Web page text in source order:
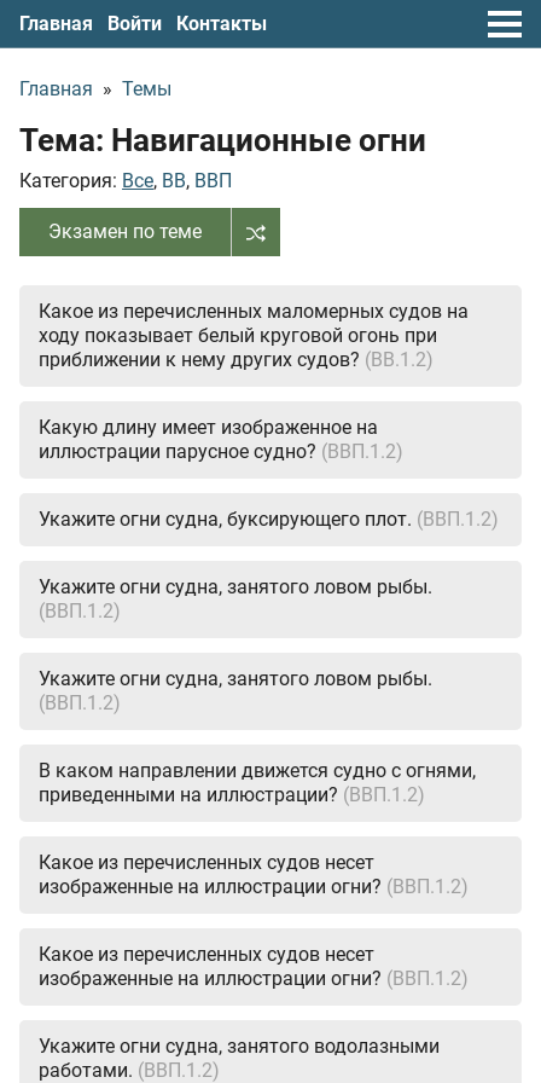
Главная Войти Контакты
Главная » Темы
Тема: Навигационные огни
Категория: Все, ВВ, ВВП
Экзамен по теме
Какое из перечисленных маломерных судов на
ходу показывает белый круговой огонь при
приближении к нему других судов? (ВВ.1.2)
Какую длину имеет изображенное на
иллюстрации парусное судно? (ВВП.1.2)
Укажите огни судна, буксирующего плот. (ВВП.1.2)
Укажите огни судна, занятого ловом рыбы.
(ВВП.1.2)
Укажите огни судна, занятого ловом рыбы.
(ВВП.1.2)
В каком направлении движется судно с огнями,
приведенными на иллюстрации? (ВВП.1.2)
Какое из перечисленных судов несет
изображенные на иллюстрации огни? (ВВП.1.2)
Какое из перечисленных судов несет
изображенные на иллюстрации огни? (ВВП.1.2)
Укажите огни судна, занятого водолазными
работами. (ВВП.1.2)